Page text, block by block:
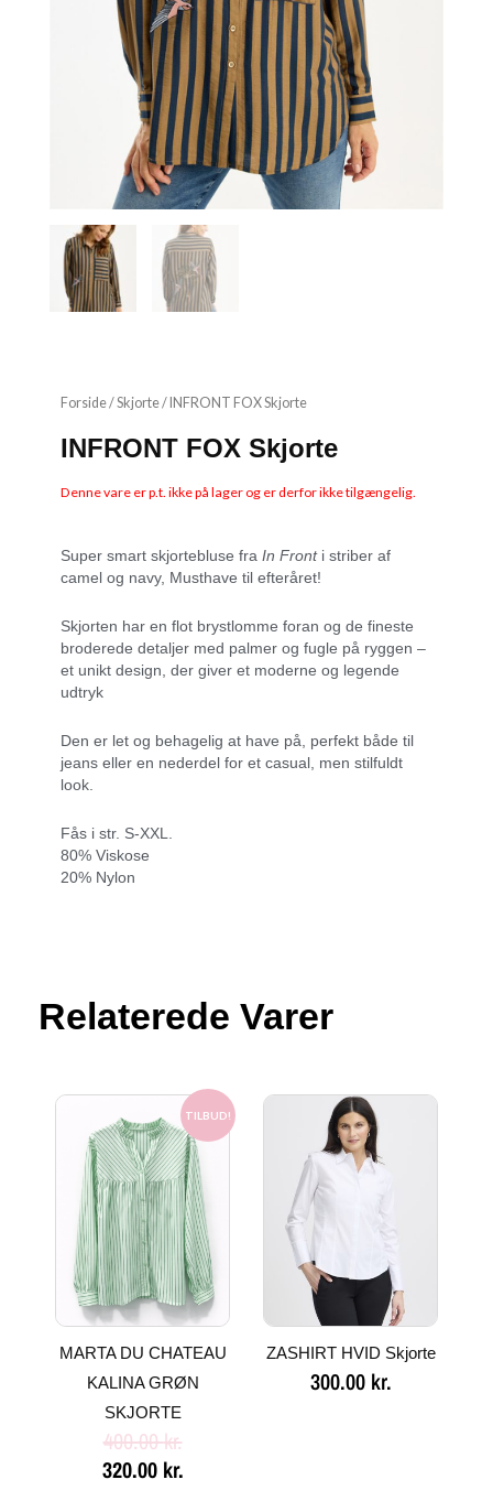
Forside/Skjorte/ INFRONT FOX Skjorte
INFRONT FOX Skjorte
Denne vare er p.t. ikke på lager og er derfor ikke tilgængelig.
Super smart skjortebluse fra In Fronti striber af
camel og navy, Musthave til efteråret!
Skjorten har en flot brystlomme foran og de fineste
broderede detaljer med palmer og fugle på ryggen –
et unikt design, der giver et moderne og legende
udtryk ️
Den er let og behagelig at have på, perfekt både til
jeans eller en nederdel for et casual, men stilfuldt
look.
Fås i str. S-XXL.
80% Viskose
20% Nylon
Relaterede Varer
TILBUD!
MARTA DU CHATEAU
KALINA GRØN
SKJORTE
400.00kr.
Den
oprindelige
pris
var:
400.00 kr..
320.00 kr.
Den
aktuelle
pris
er:
320.00 kr..
ZASHIRT HVID Skjorte
300.00 kr.